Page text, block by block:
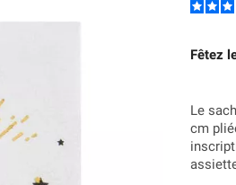
Fêtez
Le
cm